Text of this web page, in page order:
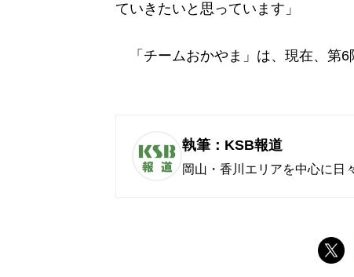
ていきたいと思っています」
「チームおかやま」は、現在、第6
執筆：KSB報道
岡山・香川エリアを中心に日